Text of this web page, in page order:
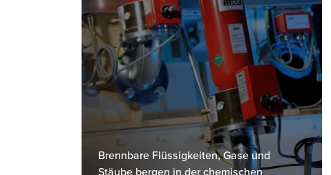
Brennbare Flüssigkeiten, Gase und
Stäube bergen in der chemischen